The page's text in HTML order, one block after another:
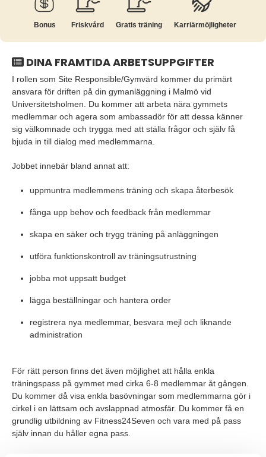
Bonus Friskvård Gratis träning Karriär­möjligheter
DINA FRAMTIDA ARBETSUPPGIFTER
I rollen som Site Responsible/Gymvärd kommer du primärt
ansvara för driften på din gymanläggning i Malmö vid
Universitetsholmen. Du kommer att arbeta nära gymmets
medlemmar och agera som ambassadör för att dessa känner
sig välkomnade och trygga med att ställa frågor och själv få
bjuda in till dialog med medlemmarna.
Jobbet innebär bland annat att:
uppmuntra medlemmens träning och skapa återbesök
fånga upp behov och feedback från medlemmar
skapa en säker och trygg träning på anläggningen
utföra funktionskontroll av träningsutrustning
jobba mot uppsatt budget
lägga beställningar och hantera order
registrera nya medlemmar, besvara mejl och liknande
administration
För rätt person finns det även möjlighet att hålla enkla
träningspass på gymmet med cirka 6-8 medlemmar åt gången.
Du kommer då visa enkla basövningar som medlemmarna gör i
cirkel i en lättsam och avslappnad atmosfär. Du kommer få en
grundlig utbildning av Fitness24Seven och vara med på pass
själv innan du håller egna pass.